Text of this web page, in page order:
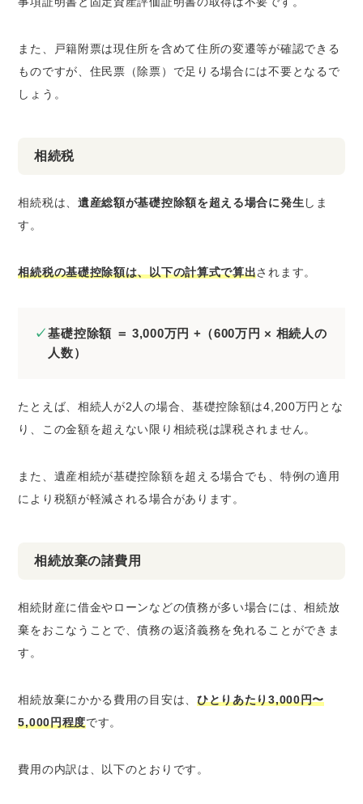
また、戸籍附票は現住所を含めて住所の変遷等が確認できる
ものですが、住民票（除票）で足りる場合には不要となるで
しょう。
相続税
相続税は、 遺産総額が基礎控除額を超える場合に発生 しま
す。
相続税の基礎控除額は、以下の計算式で算出されます。
基礎控除額 ＝ 3,000万円 +（600万円 × 相続人の
人数）
たとえば、相続人が2人の場合、基礎控除額は4,200万円とな
り、この金額を超えない限り相続税は課税されません。
また、遺産相続が基礎控除額を超える場合でも、特例の適用
により税額が軽減される場合があります。
相続放棄の諸費用
相続財産に借金やローンなどの債務が多い場合には、相続放
棄をおこなうことで、債務の返済義務を免れることができま
す。
相続放棄にかかる費用の目安は、 ひとりあたり3,000円〜
5,000円程度です。
費用の内訳は、以下のとおりです。